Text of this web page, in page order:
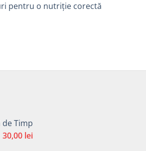
pentru o nutriție corectă
de Timp
Prețul
30,00 leiPrețul